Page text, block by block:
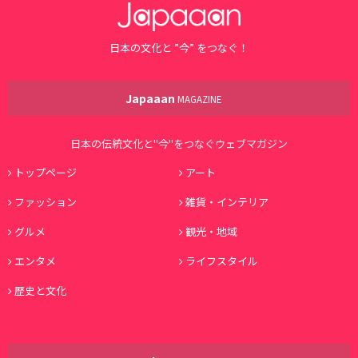
日本の文化と ”今” をつなぐ！
Japaaan MAGAZINE
日本の伝統文化と"今"をつなぐウェブマガジン
トップページ
アート
ファッション
雑貨・インテリア
グルメ
観光・地域
エンタメ
ライフスタイル
歴史と文化